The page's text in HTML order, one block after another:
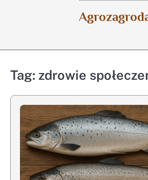
Tag: zdrowie